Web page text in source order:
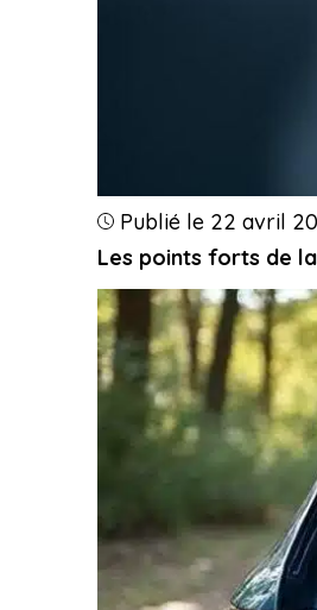
Les points forts de
Publié le 22 avril